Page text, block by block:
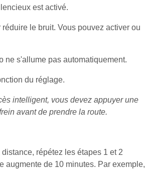
est activé.
le bruit. Vous pouvez activer ou
ne s'allume pas automatiquement.
du réglage.
intelligent, vous devez appuyer une
avant de prendre la route.
répétez les étapes 1 et 2
augmente de 10 minutes. Par exemple,